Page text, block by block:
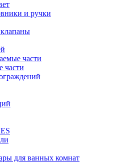
и ручки
части
части
для ванных комнат